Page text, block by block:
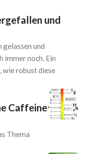
und
und
immer noch. Ein
wie robust diese
Caffeine
Thema